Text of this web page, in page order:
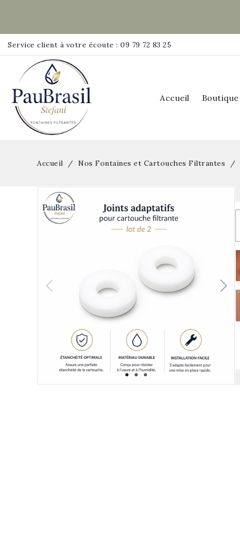
Service client à votre écoute : 09 79 72 83 25
Accueil Boutique
Accueil Nos Fontaines et Cartouches Filtrantes